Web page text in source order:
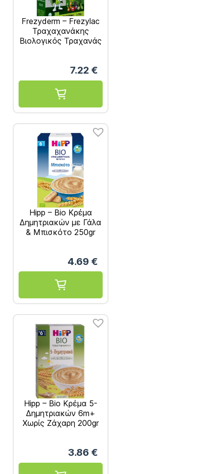
Frezyderm – Frezylac
Τραχαχανάκης
Βιολογικός Τραχανάς
2x165g7.22 €
Hipp – Bio Kρέμα
Δημητριακών με Γάλα
& Μπισκότο 250gr
4.69 €
Hipp – Bio Κρέμα 5-
Δημητριακών 6m+
Χωρίς Ζάχαρη 200gr
3.86 €